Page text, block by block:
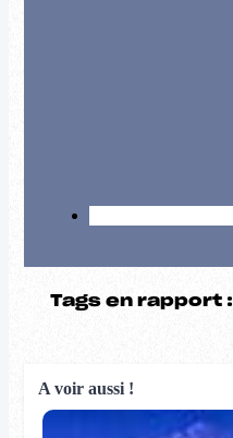
Tags en rapport :
A voir aussi !